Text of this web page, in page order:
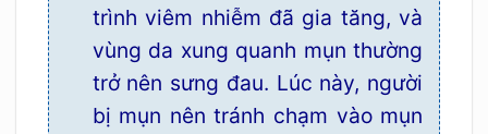
trình viêm nhiễm đã gia tăng, và
vùng da xung quanh mụn thường
trở nên sưng đau. Lúc này, người
bị mụn nên tránh chạm vào mụn